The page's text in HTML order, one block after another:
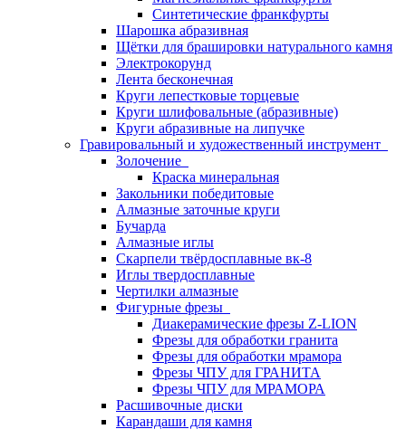
Синтетические франкфурты
Шарошка абразивная
Щётки для брашировки натурального камня
Электрокорунд
Лента бесконечная
Круги лепестковые торцевые
Круги шлифовальные (абразивные)
Круги абразивные на липучке
Гравировальный и художественный инструмент
Золочение
Краска минеральная
Закольники победитовые
Алмазные заточные круги
Бучарда
Алмазные иглы
Скарпели твёрдосплавные вк-8
Иглы твердосплавные
Чертилки алмазные
Фигурные фрезы
Диакерамические фрезы Z-LION
Фрезы для обработки гранита
Фрезы для обработки мрамора
Фрезы ЧПУ для ГРАНИТА
Фрезы ЧПУ для МРАМОРА
Расшивочные диски
Карандаши для камня